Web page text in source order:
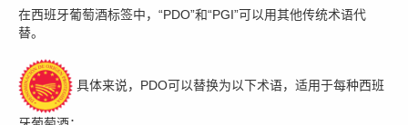
在西班牙葡萄酒标签中，“PDO”和“PGI”可以用其他传统术语代
替。
具体来说，PDO可以替换为以下术语，适用于每种西班